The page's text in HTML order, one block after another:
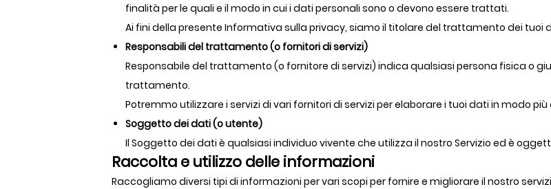
finalità per le quali e il modo in cui i dati personali sono o devono essere trattati.
Ai fini della presente Informativa sulla privacy, siamo il titolare del trattamento dei tuoi
Responsabili del trattamento (o fornitori di servizi)
Responsabile del trattamento (o fornitore di servizi) indica qualsiasi persona fisica o
trattamento.
Potremmo utilizzare i servizi di vari fornitori di servizi per elaborare i tuoi dati in modo
Soggetto dei dati (o utente)
Il Soggetto dei dati è qualsiasi individuo vivente che utilizza il nostro Servizio ed è
Raccolta e utilizzo delle informazioni
Raccogliamo diversi tipi di informazioni per vari scopi per fornire e migliorare il nostro